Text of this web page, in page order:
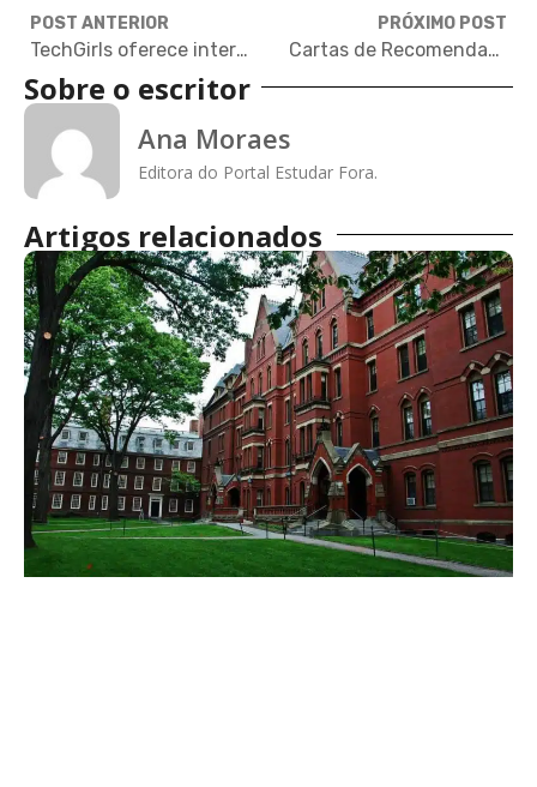
POST ANTERIOR
TechGirls oferece intercâmbio de 3 semanas nos EUA para garotas interessadas em STEM
PRÓXIMO POST
Cartas de Recomendação: como pedi-las e como garantir a qualidade?
Sobre o escritor
Ana Moraes
Editora do Portal Estudar Fora.
Artigos relacionados